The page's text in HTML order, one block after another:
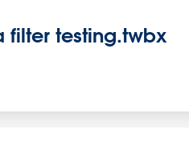
filter testing.twbx